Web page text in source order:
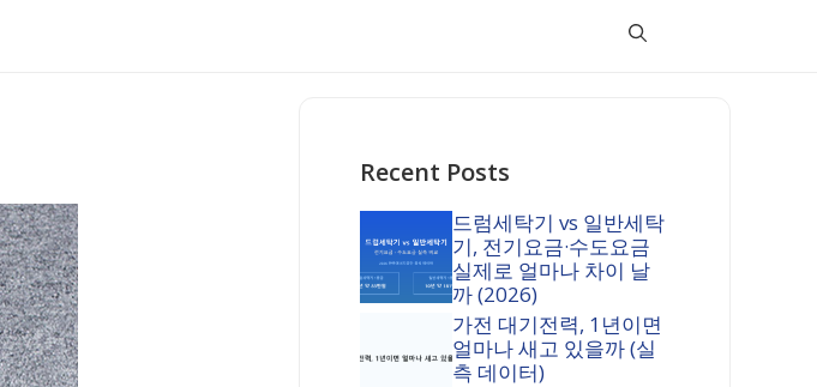
Recent Posts
드럼세탁기 vs 일반세탁
기, 전기요금·수도요금
실제로 얼마나 차이 날
까 (2026)
가전 대기전력, 1년이면
얼마나 새고 있을까 (실
측 데이터)